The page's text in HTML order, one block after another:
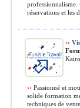
professionnalisme.
réservations et les
››
›› Passionné et
solide formation
techniques de